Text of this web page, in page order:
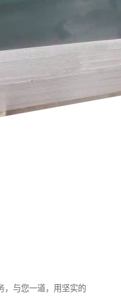
，与您一道，用坚实的